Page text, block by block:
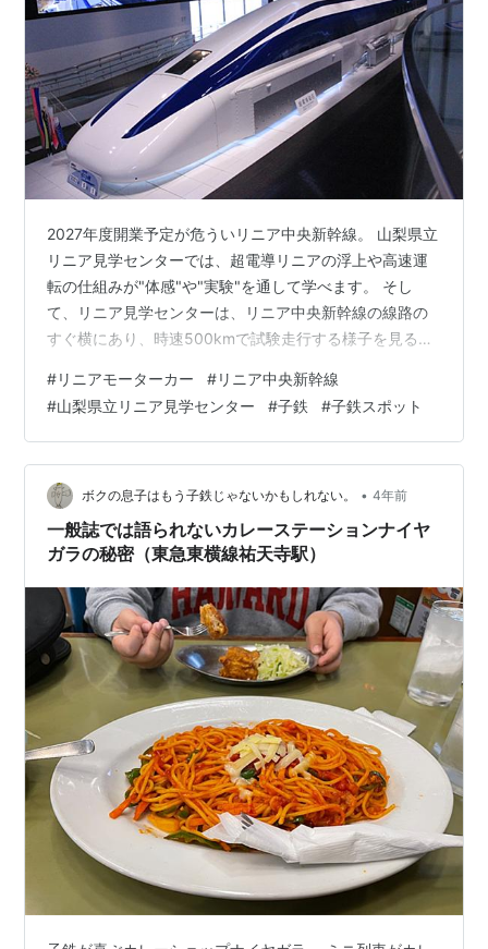
2027年度開業予定が危ういリニア中央新幹線。 山梨県立
リニア見学センターでは、超電導リニアの浮上や高速運
転の仕組みが"体感"や"実験"を通して学べます。 そし
て、リニア見学センターは、リニア中央新幹線の線路の
すぐ横にあり、時速500kmで試験走行する様子を見るこ
請け合いです。 走行試験は毎日行うわけではなく、ウェ
ブサイトで"走行試験有"の日と"走行試験無"の日が公開さ
れていて、当然"走行試験無"の日は比較的お客さんが少
ない傾向にあります。 しかし、"走行試験無"の日にしか
見られない光景がありました。 そして、それは鉄道が好
きな子供たちにこそ伝…
#リニアモーターカー #リニア中央新幹線
#山梨県立リニア見学センター #子鉄 #子鉄スポット
ボクの息子はもう子鉄じゃないかもしれない。 • 4年前
一般誌では語られないカレーステーションナイヤ
ガラの秘密（東急東横線祐天寺駅）